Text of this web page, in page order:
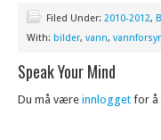
Filed Under: 2010-2012,
With: bilder, vann,
Speak Your Mind
Du må være innlogget for å